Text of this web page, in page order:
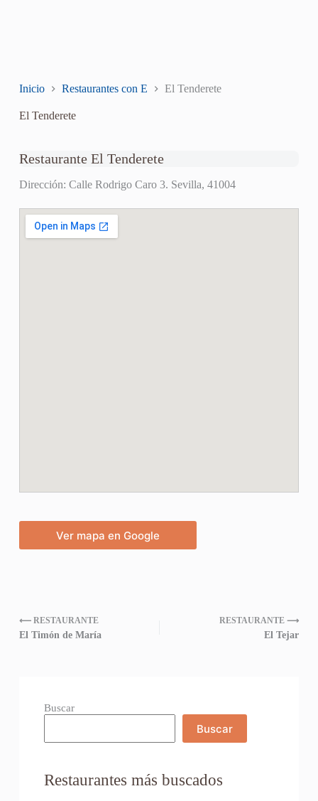
Inicio Restaurantes con E El Tenderete
El Tenderete
Restaurante El Tenderete
Dirección: Calle Rodrigo Caro 3. Sevilla, 41004
Ver mapa en Google
⟵ RESTAURANTE
El Timón de María
RESTAURANTE ⟶
El Tejar
Buscar
Buscar
Restaurantes más buscados